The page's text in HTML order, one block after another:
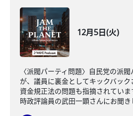
12月5日(火)
〈派閥パーティ問題〉自民党の派
が、議員に裏金としてキックバッ
資金規正法の問題も指摘されていま
時政評論員の武田一顕さんにお聞き